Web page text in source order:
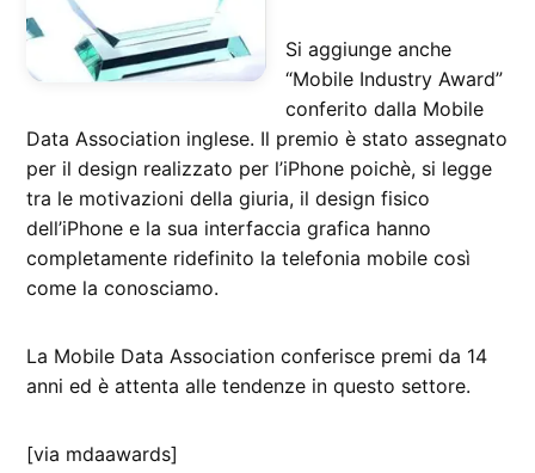
Si aggiunge anche
“Mobile Industry Award”
conferito dalla Mobile
Data Association inglese. Il premio è stato assegnato
per il design realizzato per l’iPhone poichè, si legge
tra le motivazioni della giuria, il design fisico
dell’iPhone e la sua interfaccia grafica hanno
completamente ridefinito la telefonia mobile così
come la conosciamo.
La Mobile Data Association conferisce premi da 14
anni ed è attenta alle tendenze in questo settore.
[via mdaawards]